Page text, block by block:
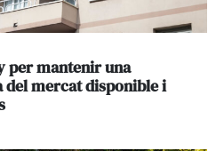
per mantenir una
del mercat disponible i